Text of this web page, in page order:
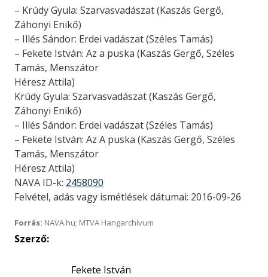
– Krúdy Gyula: Szarvasvadászat (Kaszás Gergő,
Záhonyi Enikő)
– Illés Sándor: Erdei vadászat (Széles Tamás)
– Fekete István: Az a puska (Kaszás Gergő, Széles
Tamás, Menszátor
Héresz Attila)
Krúdy Gyula: Szarvasvadászat (Kaszás Gergő,
Záhonyi Enikő)
– Illés Sándor: Erdei vadászat (Széles Tamás)
– Fekete István: Az A puska (Kaszás Gergő, Széles
Tamás, Menszátor
Héresz Attila)
NAVA ID-k: 2458090
Felvétel, adás vagy ismétlések dátumai: 2016-09-26
Forrás: NAVA.hu; MTVA Hangarchívum
Szerző:
Fekete István